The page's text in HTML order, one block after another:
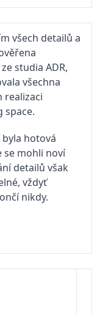
všech detailů a
studia ADR,
všechna
realizaci
space.
hotová
se mohli noví
detailů však
vždyť
nikdy.